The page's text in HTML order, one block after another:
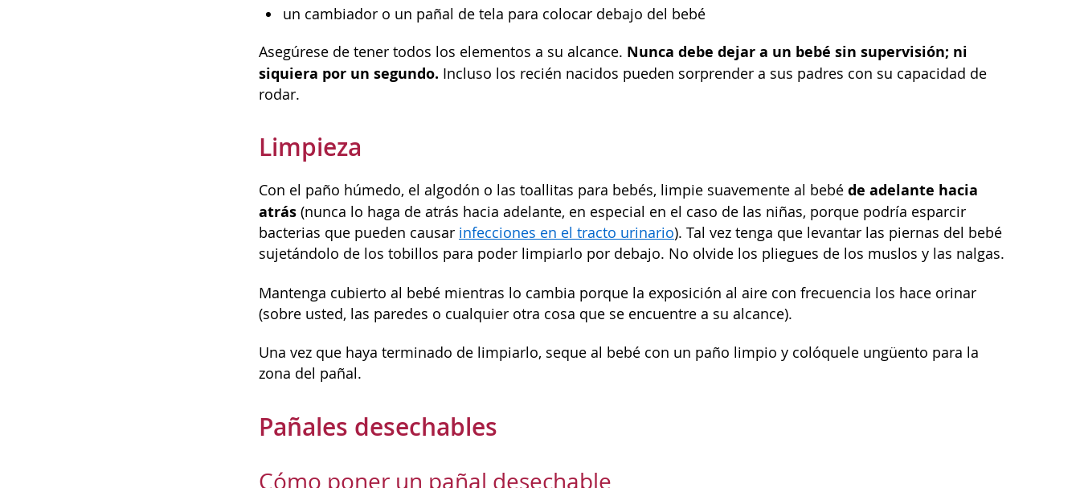
un cambiador o un pañal de tela para colocar debajo del bebé
Asegúrese de tener todos los elementos a su alcance. Nunca debe dejar a un bebé sin supervisión; ni
siquiera por un segundo. Incluso los recién nacidos pueden sorprender a sus padres con su capacidad de
rodar.
Limpieza
Con el paño húmedo, el algodón o las toallitas para bebés, limpie suavemente al bebé de adelante hacia
atrás (nunca lo haga de atrás hacia adelante, en especial en el caso de las niñas, porque podría esparcir
bacterias que pueden causar infecciones en el tracto urinario). Tal vez tenga que levantar las piernas del bebé
sujetándolo de los tobillos para poder limpiarlo por debajo. No olvide los pliegues de los muslos y las nalgas.
Mantenga cubierto al bebé mientras lo cambia porque la exposición al aire con frecuencia los hace orinar
(sobre usted, las paredes o cualquier otra cosa que se encuentre a su alcance).
Una vez que haya terminado de limpiarlo, seque al bebé con un paño limpio y colóquele ungüento para la
zona del pañal.
Pañales desechables
Cómo poner un pañal desechable